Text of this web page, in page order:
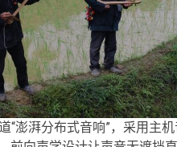
“澎湃分布式音响”，采用主